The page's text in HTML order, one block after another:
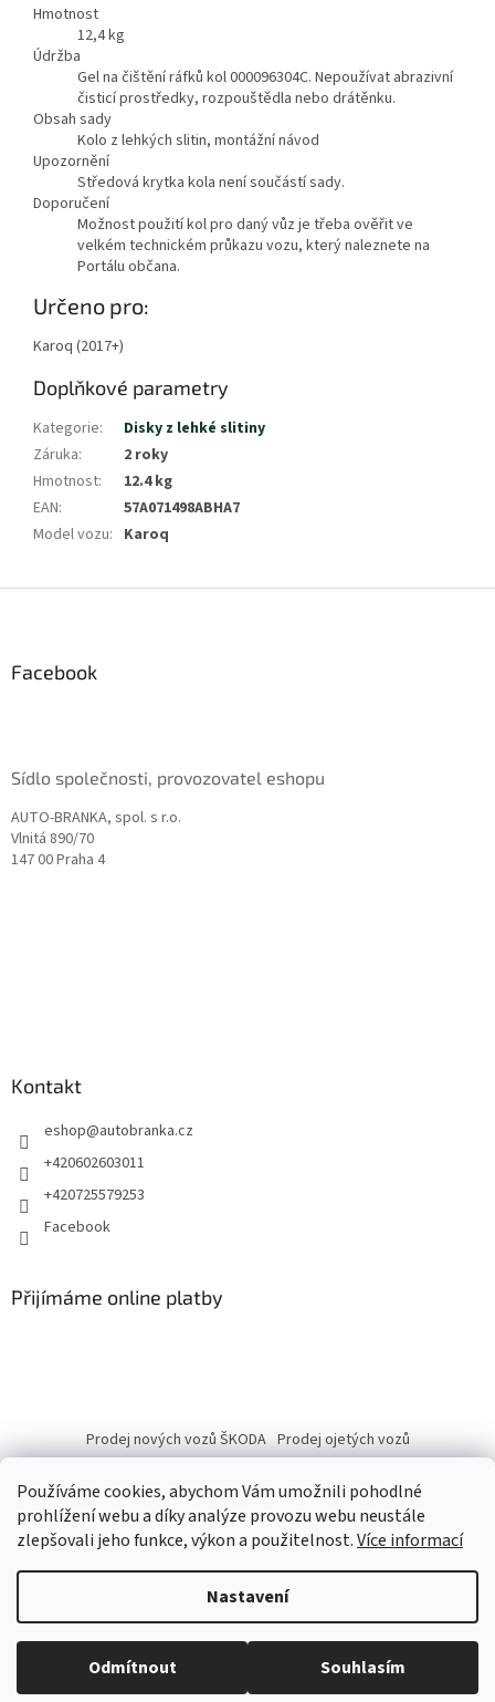
Používáme cookies, abychom Vám umožnili pohodlné
prohlížení webu a díky analýze provozu webu neustále
zlepšovali jeho funkce, výkon a použitelnost.Více informací
Nastavení
Odmítnout Souhlasím
Hmotnost
12,4kg
Údržba
Gel na čištění ráfků kol 000096304C. Nepoužívat abrazivní
čisticí prostředky, rozpouštědla nebo drátěnku.
Obsah sady
Kolo z lehkých slitin, montážní návod
Upozornění
Středová krytka kola není součástí sady.
Doporučení
Možnost použití kol pro daný vůz je třeba ověřit ve
velkém technickém průkazu vozu, který naleznete na
Portálu občana.
méně
Určeno pro:
Karoq (2017+)
Doplňkové parametry
Kategorie:
Disky z lehké slitiny
Záruka:
2 roky
Hmotnost:
12.4 kg
EAN:
57A071498ABHA7
Model vozu: Karoq
Facebook
Sídlo společnosti, provozovatel eshopu
AUTO-BRANKA, spol. s r.o.
Vlnitá 890/70
147 00 Praha 4
Kontakt
eshop@autobranka.cz
+420602603011
+420725579253
Facebook
Přijímáme online platby
Prodej nových vozů ŠKODA Prodej ojetých vozů
Copyright 2026eshop.autobranka.cz. Všechna práva vyhrazena.
Upravit nastavení cookies